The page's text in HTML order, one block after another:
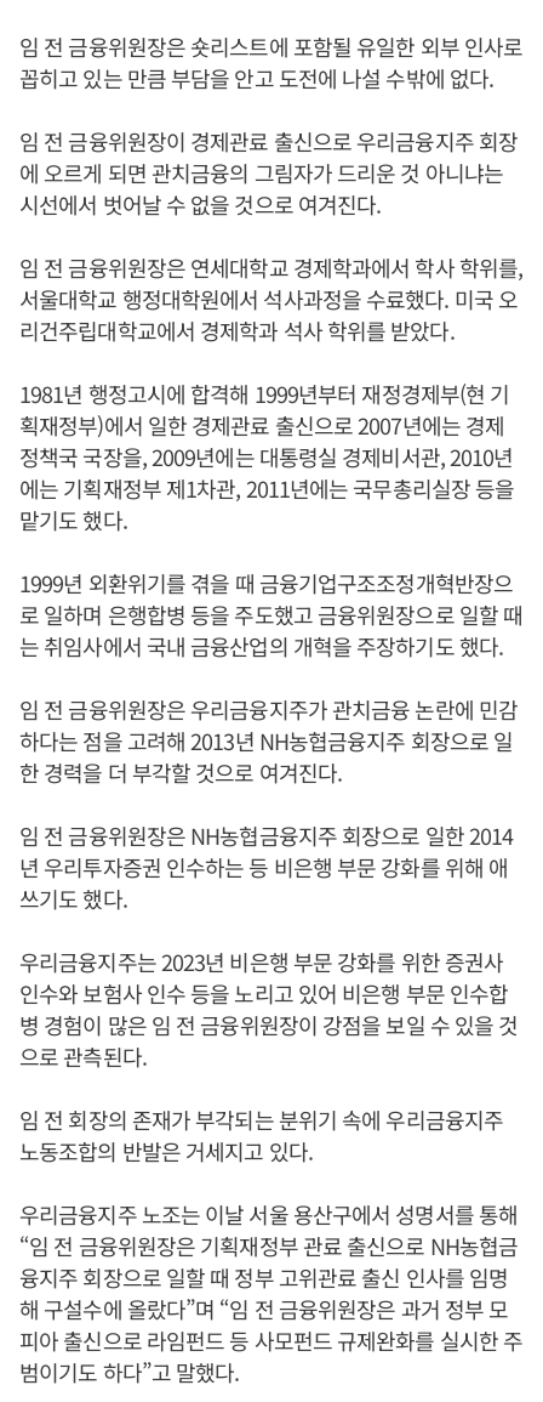
임 전 금융위원장은 숏리스트에 포함될 유일한 외부 인사로
꼽히고 있는 만큼 부담을 안고 도전에 나설 수밖에 없다.
임 전 금융위원장이 경제관료 출신으로 우리금융지주 회장
에 오르게 되면 관치금융의 그림자가 드리운 것 아니냐는
시선에서 벗어날 수 없을 것으로 여겨진다.
임 전 금융위원장은 연세대학교 경제학과에서 학사 학위를,
서울대학교 행정대학원에서 석사과정을 수료했다. 미국 오
리건주립대학교에서 경제학과 석사 학위를 받았다.
1981년 행정고시에 합격해 1999년부터 재정경제부(현 기
획재정부)에서 일한 경제관료 출신으로 2007년에는 경제
정책국 국장을, 2009년에는 대통령실 경제비서관, 2010년
에는 기획재정부 제1차관, 2011년에는 국무총리실장 등을
맡기도 했다.
1999년 외환위기를 겪을 때 금융기업구조조정개혁반장으
로 일하며 은행합병 등을 주도했고 금융위원장으로 일할 때
는 취임사에서 국내 금융산업의 개혁을 주장하기도 했다.
임 전 금융위원장은 우리금융지주가 관치금융 논란에 민감
하다는 점을 고려해 2013년 NH농협금융지주 회장으로 일
한 경력을 더 부각할 것으로 여겨진다.
임 전 금융위원장은 NH농협금융지주 회장으로 일한 2014
년 우리투자증권 인수하는 등 비은행 부문 강화를 위해 애
쓰기도 했다.
우리금융지주는 2023년 비은행 부문 강화를 위한 증권사
인수와 보험사 인수 등을 노리고 있어 비은행 부문 인수합
병 경험이 많은 임 전 금융위원장이 강점을 보일 수 있을 것
으로 관측된다.
임 전 회장의 존재가 부각되는 분위기 속에 우리금융지주
노동조합의 반발은 거세지고 있다.
우리금융지주 노조는 이날 서울 용산구에서 성명서를 통해
“임 전 금융위원장은 기획재정부 관료 출신으로 NH농협금
융지주 회장으로 일할 때 정부 고위관료 출신 인사를 임명
해 구설수에 올랐다”며 “임 전 금융위원장은 과거 정부 모
피아 출신으로 라임펀드 등 사모펀드 규제완화를 실시한 주
범이기도 하다”고 말했다.